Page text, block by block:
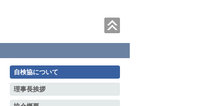
自検協について
理事長挨拶